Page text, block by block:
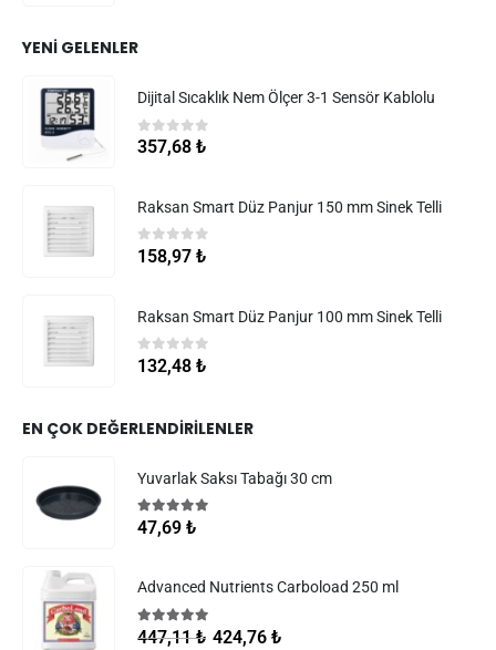
YENI GELENLER
Dijital Sıcaklık Nem Ölçer 3-1 Sensör Kablolu
05 üzerinden
357,68 ₺
Raksan Smart Düz Panjur 150 mm Sinek Telli
0 5 üzerinden
158,97 ₺
Raksan Smart Düz Panjur 100 mm Sinek Telli
05 üzerinden
132,48 ₺
EN ÇOK DEĞERLENDIRILENLER
Yuvarlak Saksı Tabağı 30 cm
5.005 üzerinden
47,69 ₺
Advanced Nutrients Carboload 250 ml
5.00 5 üzerinden
447,11₺ 424,76 ₺